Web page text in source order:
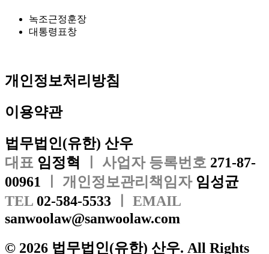
녹조근정훈장
대통령표창
개인정보처리방침
이용약관
법무법인(유한) 산우
대표 임정혁 ㅣ 사업자 등록번호 271-87-
00961 ㅣ 개인정보관리책임자임성균
TEL 02-584-5533 ㅣ EMAIL
sanwoolaw@sanwoolaw.com
© 2026 법무법인(유한) 산우. All Rights